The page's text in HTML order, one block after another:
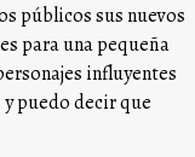
públicos sus nuevos
para una pequeña
influyentes
puedo decir que